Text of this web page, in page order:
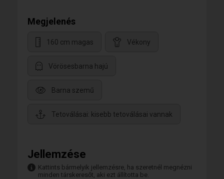
Megjelenés
160 cm magas Vékony
Vörösesbarna hajú
Barna szemű
Tetoválásai: kisebb tetoválásai vannak
Jellemzése
Kattints bármelyik jellemzésre, ha szeretnél megnézni
minden társkeresőt, aki ezt állította be.